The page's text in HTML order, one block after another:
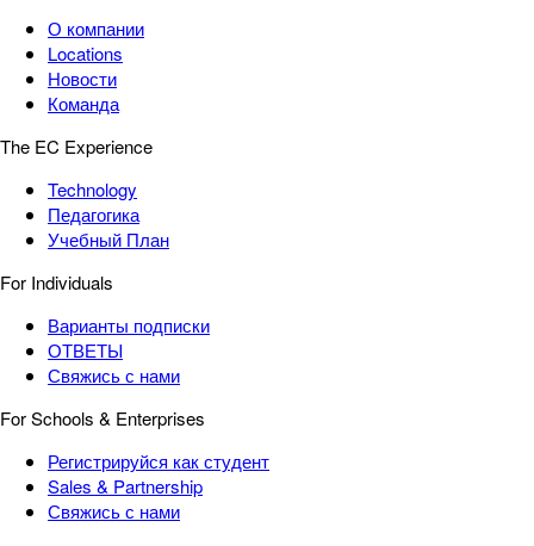
О компании
Locations
Новости
Команда
The EC Experience
Technology
Педагогика
Учебный План
For Individuals
Варианты подписки
ОТВЕТЫ
Свяжись с нами
For Schools & Enterprises
Регистрируйся как студент
Sales & Partnership
Свяжись с нами